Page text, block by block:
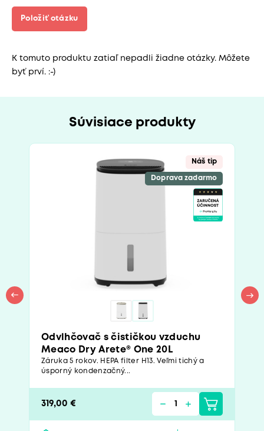
Položiť otázku
K tomuto produktu zatiaľ nepadli žiadne otázky. Môžete
byť prví. :-)
Súvisiace produkty
Náš tip
Doprava zadarmo
Odvlhčovač s čističkou vzduchu
Meaco Dry Arete® One 20L
Záruka 5 rokov. HEPA filter H13. Veľmi tichý a
úsporný kondenzačný...
319,00 €